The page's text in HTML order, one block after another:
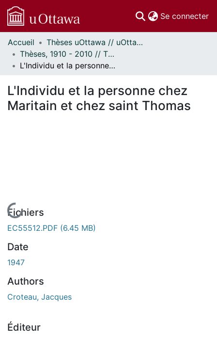
Se connecter
Communautés
et collections
Parcourir
À propos
Accueil
Thèses uOttawa // uOttawa Theses
Thèses, 1910 - 2010 // Theses, 1910 - 2010
L'Individu et la personne chez Maritain et chez saint Thomas
L'Individu et la personne chez
Maritain et chez saint Thomas
En cours de chargement...
Fichiers
EC55512.PDF (6.45 MB)
Date
1947
Authors
Croteau, Jacques
Éditeur